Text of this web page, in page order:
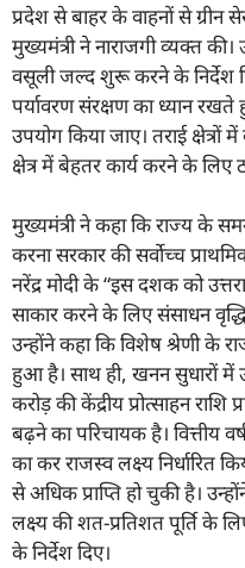
प्रदेश से बाहर के वाहनों से ग्रीन
मुख्यमंत्री ने नाराजगी व्यक्त की।
वसूली जल्द शुरू करने के निर्देश
पर्यावरण संरक्षण का ध्यान
उपयोग किया जाए। तराई
क्षेत्र में बेहतर कार्य करने के लिए
मुख्यमंत्री ने कहा कि राज्य के
करना सरकार की सर्वोच्च
नरेंद्र मोदी के “इस दशक को
साकार करने के लिए संसाधन
उन्होंने कहा कि विशेष श्रेणी के
हुआ है। साथ ही, खनन सुधारों में
करोड़ की केंद्रीय प्रोत्साहन
बढ़ने का परिचायक है।
का कर राजस्व लक्ष्य
से अधिक प्राप्ति हो चुकी है।
लक्ष्य की शत-प्रतिशत पूर्ति के
के निर्देश दिए।